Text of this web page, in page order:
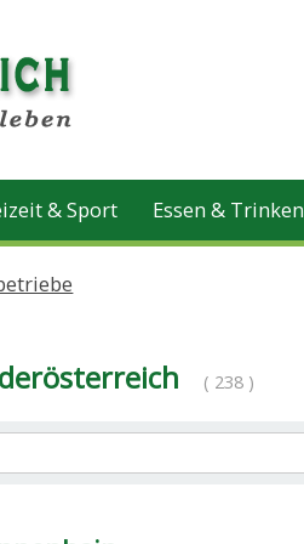
& Sport Essen & Trinken
( 238 )